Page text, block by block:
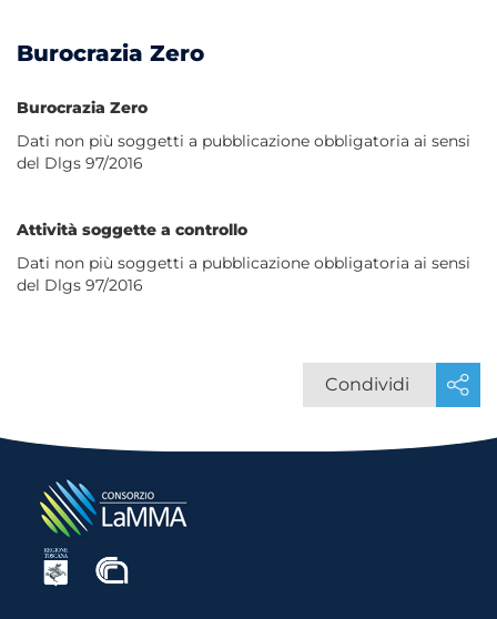
Burocrazia Zero
Burocrazia Zero
Dati non più soggetti a pubblicazione obbligatoria ai sensi
del Dlgs 97/2016
Attività soggette a controllo
Dati non più soggetti a pubblicazione obbligatoria ai sensi
del Dlgs 97/2016
Condividi